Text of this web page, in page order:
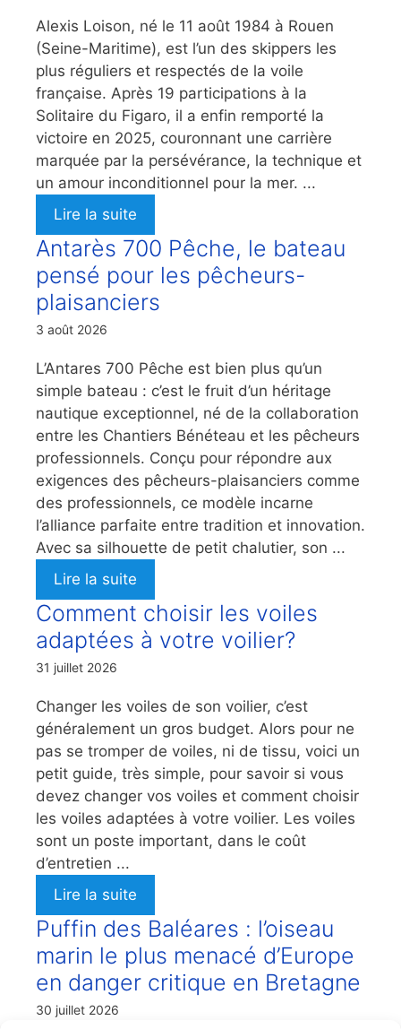
Alexis Loison, né le 11 août 1984 à Rouen
(Seine-Maritime), est l’un des skippers les
plus réguliers et respectés de la voile
française. Après 19 participations à la
Solitaire du Figaro, il a enfin remporté la
victoire en 2025, couronnant une carrière
marquée par la persévérance, la technique et
un amour inconditionnel pour la mer. ...
Lire la suite
Antarès 700 Pêche, le bateau
pensé pour les pêcheurs-
plaisanciers
3 août 2026
L’Antares 700 Pêche est bien plus qu’un
simple bateau : c’est le fruit d’un héritage
nautique exceptionnel, né de la collaboration
entre les Chantiers Bénéteau et les pêcheurs
professionnels. Conçu pour répondre aux
exigences des pêcheurs-plaisanciers comme
des professionnels, ce modèle incarne
l’alliance parfaite entre tradition et innovation.
Avec sa silhouette de petit chalutier, son ...
Lire la suite
Comment choisir les voiles
adaptées à votre voilier?
31 juillet 2026
Changer les voiles de son voilier, c’est
généralement un gros budget. Alors pour ne
pas se tromper de voiles, ni de tissu, voici un
petit guide, très simple, pour savoir si vous
devez changer vos voiles et comment choisir
les voiles adaptées à votre voilier. Les voiles
sont un poste important, dans le coût
d’entretien ...
Lire la suite
Puffin des Baléares : l’oiseau
marin le plus menacé d’Europe
en danger critique en Bretagne
30 juillet 2026